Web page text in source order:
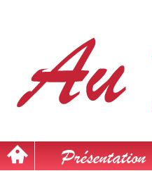
Présentation